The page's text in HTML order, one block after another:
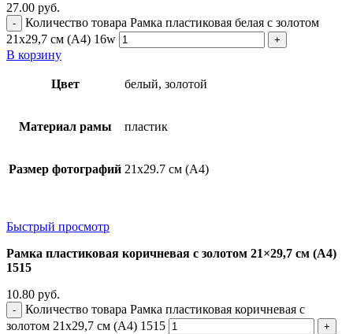
27.00 руб.
Количество товара Рамка пластиковая белая с золотом
21x29,7 см (А4) 16w
В корзину
Цвет белый, золотой
Материал рамы пластик
Размер фотографий 21х29.7 см (А4)
Быстрый просмотр
Рамка пластиковая коричневая с золотом 21×29,7 см (А4)
1515
10.80 руб.
Количество товара Рамка пластиковая коричневая с
золотом 21x29,7 см (А4) 1515